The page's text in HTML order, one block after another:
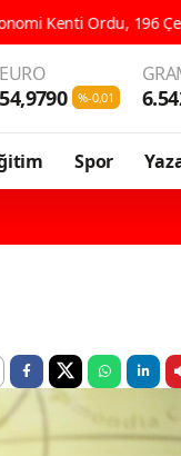
Yöresel Lezzetiyle
EURO
54,9790 %-0,01
Spor